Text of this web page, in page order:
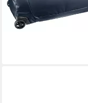
lieferbar - in 1-2 Werktagen